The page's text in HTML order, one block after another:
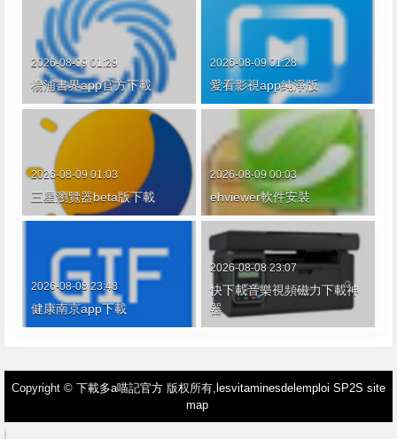
2026-08-09 01:29
楊浦書界app官方下載
2026-08-09 01:28
愛看影視app純淨版
2026-08-09 01:03
三星瀏覽器beta版下載
2026-08-09 00:03
ehviewer軟件安裝
2026-08-08 23:48
健康南京app下載
2026-08-08 23:07
快下載音樂視頻磁力下載神
器
Copyright © 下載多a喵記官方 版权所有, lesvitaminesdelemploi SP2S site
map